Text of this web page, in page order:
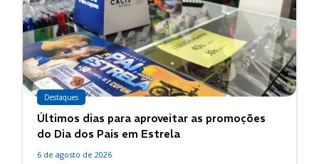
Destaques
Últimos dias para aproveitar as promoções
do Dia dos Pais em Estrela
6 de agosto de 2026